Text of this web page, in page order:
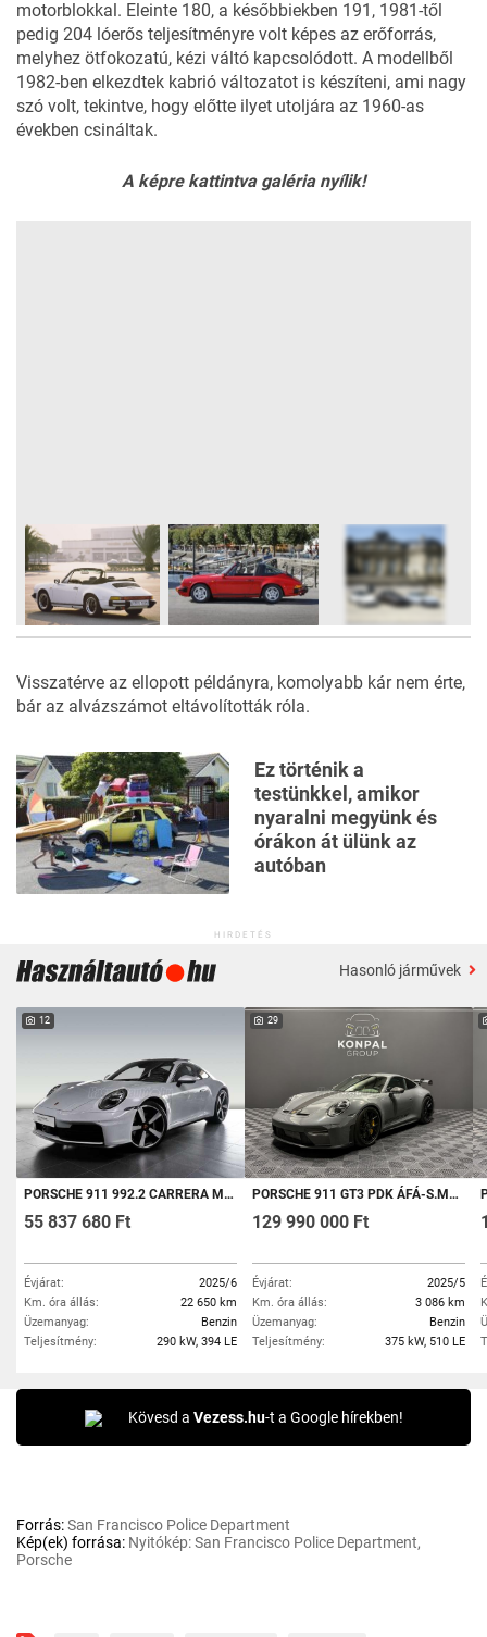
motorblokkal. Eleinte 180, a későbbiekben 191, 1981-től
pedig 204 lóerős teljesítményre volt képes az erőforrás,
melyhez ötfokozatú, kézi váltó kapcsolódott. A modellből
1982-ben elkezdtek kabrió változatot is készíteni, ami nagy
szó volt, tekintve, hogy előtte ilyet utoljára az 1960-as
években csináltak.
A képre kattintva galéria nyílik!
Visszatérve az ellopott példányra, komolyabb kár nem érte,
bár az alvázszámot eltávolították róla.
Ez történik a
testünkkel, amikor
nyaralni megyünk és
órákon át ülünk az
autóban
HIRDETÉS
Hasonló járművek
12
PORSCHE 911 992.2 CARRERA MATRIX/ACC/BOSE/SPORTABGAS/GLASDACH
55 837 680 Ft
Évjárat:
2025/6
Km. óra állás:
22 650 km
Üzemanyag:
Benzin
Teljesítmény:
290 kW, 394 LE
29
PORSCHE 911 GT3 PDK ÁFÁ-S.MO-I GARANCIÁLIS. AZONNAL ÁTVEHETŐ! TARTÓS BÉRLETRE IS!!!!
129 990 000 Ft
Évjárat:
2025/5
Km. óra állás:
3 086 km
Üzemanyag:
Benzin
Teljesítmény:
375 kW, 510 LE
Kövesd a Vezess.hu-t a Google hírekben!
Forrás:San Francisco Police Department
Kép(ek) forrása: Nyitókép: San Francisco Police Department,
Porsche